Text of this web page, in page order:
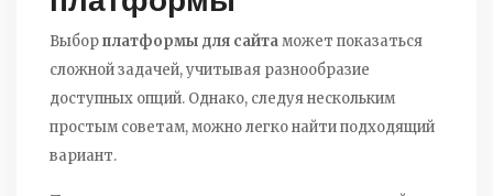
Выборплатформы для сайтаможет показаться
сложной задачей, учитывая разнообразие
доступных опций. Однако, следуя нескольким
простым советам, можно легко найти подходящий
вариант.